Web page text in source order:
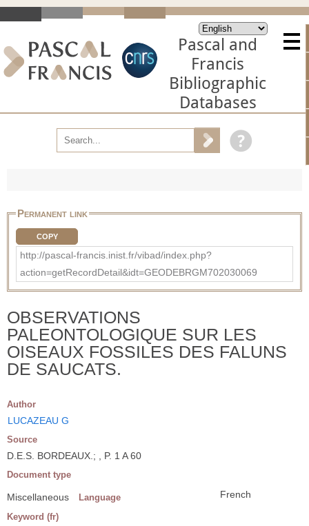
Pascal and
Francis
Bibliographic
Databases
Permanent link
COPY
http://pascal-francis.inist.fr/vibad/index.php?
action=getRecordDetail&idt=GEODEBRGM702030069
OBSERVATIONS
PALEONTOLOGIQUE SUR LES
OISEAUX FOSSILES DES FALUNS
DE SAUCATS.
Author
LUCAZEAU G
Source
D.E.S. BORDEAUX.; , P. 1 A 60
Document type
Miscellaneous Language French
Keyword (fr)